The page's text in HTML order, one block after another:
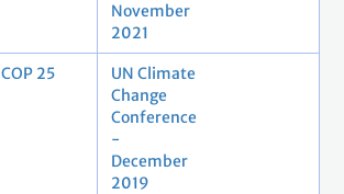
November
2021
COP 25
UN Climate
Change
Conference
-
December
2019